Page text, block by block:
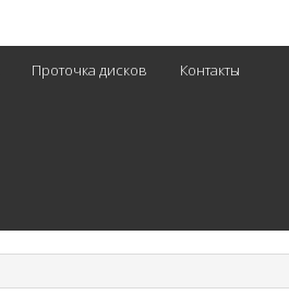
Проточка дисков Контакты